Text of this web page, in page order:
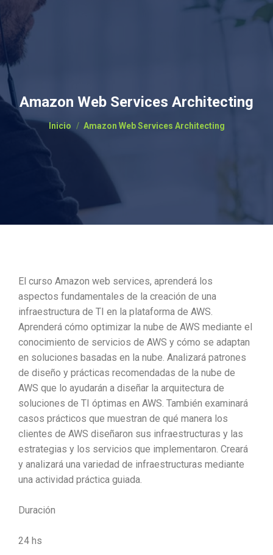
Amazon Web Services Architecting
Estás aquí:
Inicio Amazon Web Services Architecting
El curso Amazon web services, aprenderá los
aspectos fundamentales de la creación de una
infraestructura de TI en la plataforma de AWS.
Aprenderá cómo optimizar la nube de AWS mediante el
conocimiento de servicios de AWS y cómo se adaptan
en soluciones basadas en la nube. Analizará patrones
de diseño y prácticas recomendadas de la nube de
AWS que lo ayudarán a diseñar la arquitectura de
soluciones de TI óptimas en AWS. También examinará
casos prácticos que muestran de qué manera los
clientes de AWS diseñaron sus infraestructuras y las
estrategias y los servicios que implementaron. Creará
y analizará una variedad de infraestructuras mediante
una actividad práctica guiada.
Duración
24 hs